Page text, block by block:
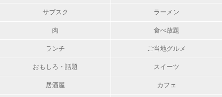
サブスク ラーメン
肉 食べ放題
ランチ ご当地グルメ
おもしろ・話題 スイーツ
居酒屋 カフェ